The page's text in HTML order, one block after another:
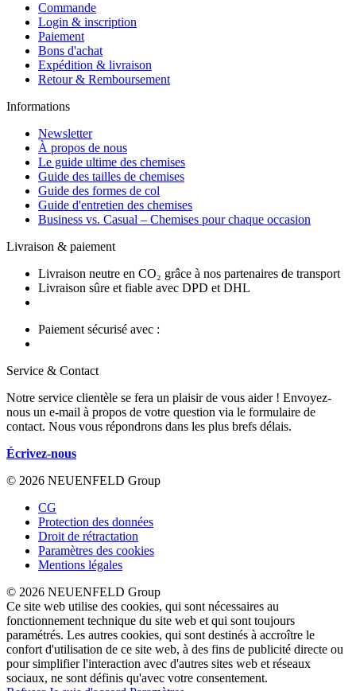
Commande
Login & inscription
Paiement
Bons d'achat
Expédition & livraison
Retour & Remboursement
Informations
Newsletter
À propos de nous
Le guide ultime des chemises
Guide des tailles de chemises
Guide des formes de col
Guide d'entretien des chemises
Business vs. Casual – Chemises pour chaque occasion
Livraison & paiement
Livraison neutre en CO₂ grâce à nos partenaires de transport
Livraison sûre et fiable avec DPD et DHL
Paiement sécurisé avec :
Service & Contact
Notre service clientèle se fera un plaisir de vous aider ! Envoyez-
nous un e-mail à propos de votre question via le formulaire de
contact. Nous vous répondrons dans les plus brefs délais.
Écrivez-nous
© 2026 NEUENFELD Group
CG
Protection des données
Droit de rétractation
Paramètres des cookies
Mentions légales
© 2026 NEUENFELD Group
Ce site web utilise des cookies, qui sont nécessaires au
fonctionnement technique du site web et qui sont toujours
paramétrés. Les autres cookies, qui sont destinés à accroître le
confort d'utilisation de ce site web, à des fins de publicité directe ou
pour simplifier l'interaction avec d'autres sites web et réseaux
sociaux, ne sont définis qu'avec votre consentement.